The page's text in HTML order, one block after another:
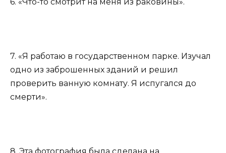
7. «Я работаю в государственном парке. Изучал
одно из заброшенных зданий и решил
проверить ванную комнату. Я испугался до
смерти».